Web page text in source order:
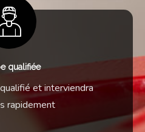
qualifiée
et interviendra
rapidement